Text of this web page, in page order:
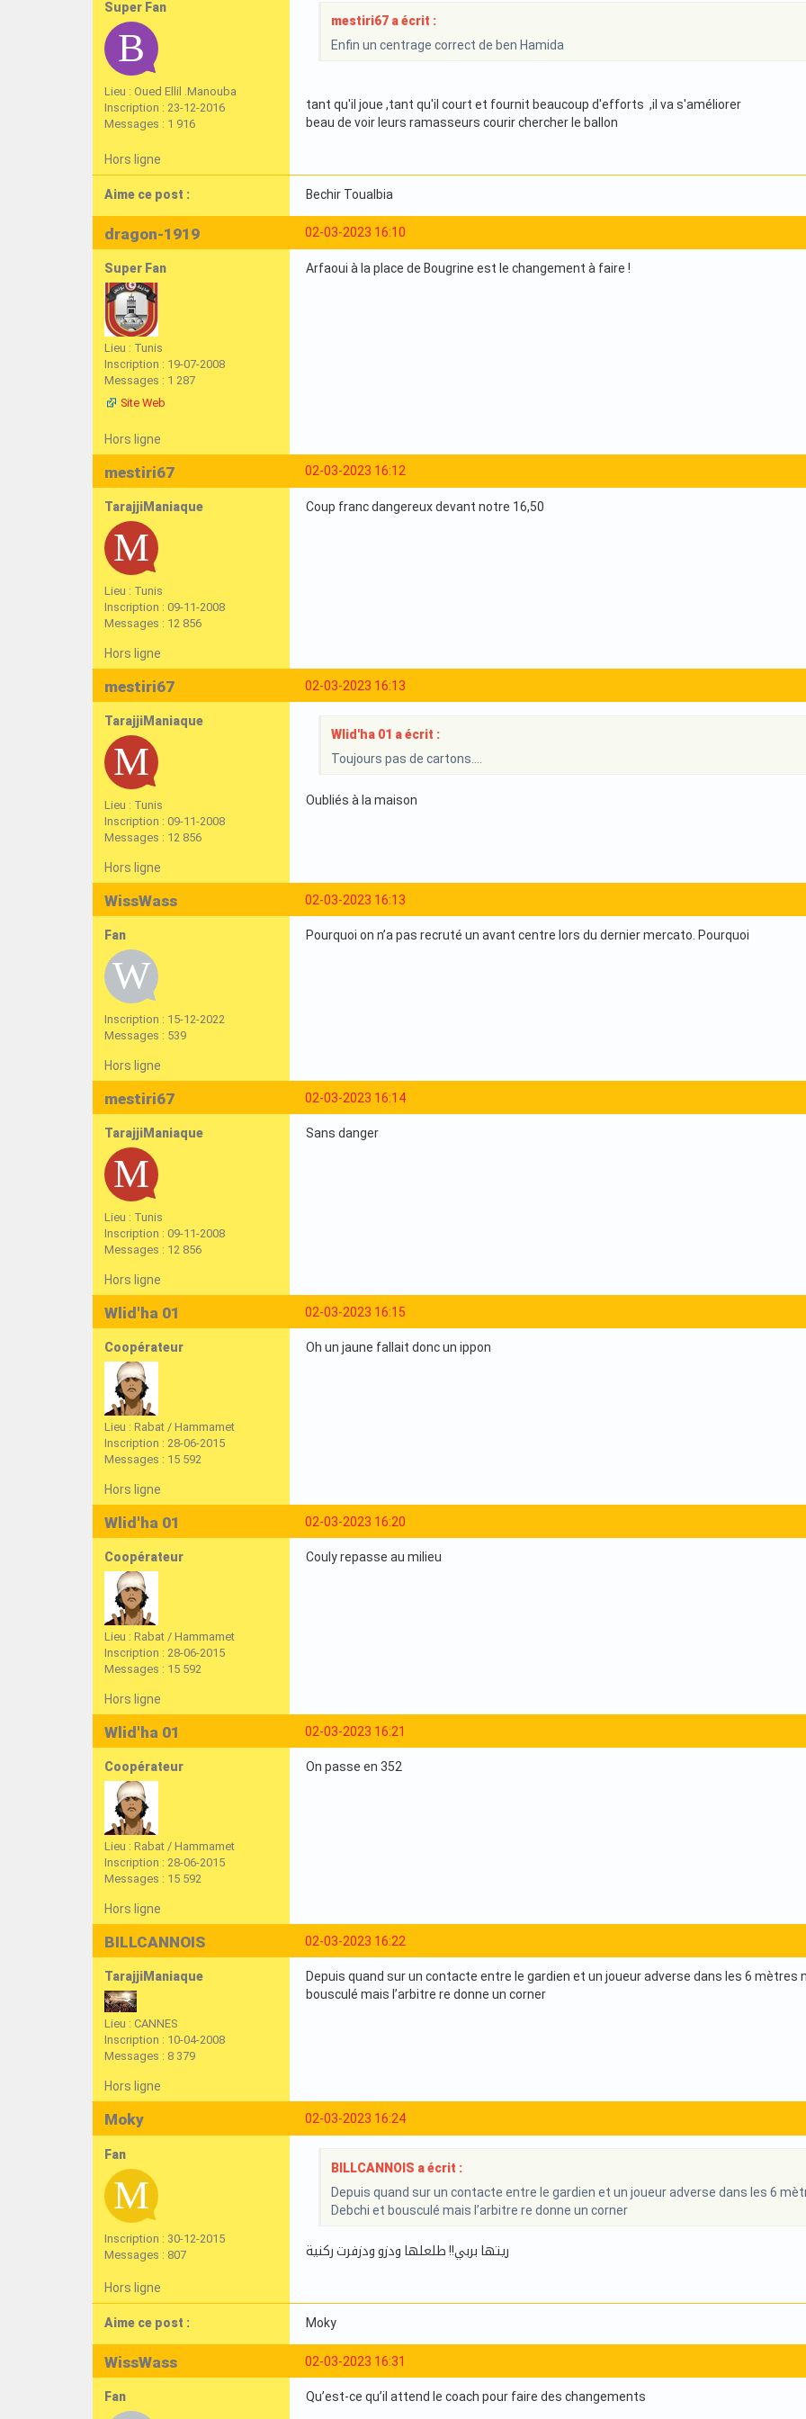
Super Fan
Lieu : Oued Ellil .Manouba
Inscription : 23-12-2016
Messages : 1 916
mestiri67 a écrit :
Enfin un centrage correct de ben Hamida
tant qu'il joue ,tant qu'il court et fournit beaucoup d'efforts ,il va s'améliorer
beau de voir leurs ramasseurs courir chercher le ballon
Hors ligne
Aime ce post : Bechir Toualbia
02-03-2023 16:10
dragon-1919
Super Fan
Lieu : Tunis
Inscription : 19-07-2008
Messages : 1 287
Site Web
Arfaoui à la place de Bougrine est le changement à faire !
Hors ligne
02-03-2023 16:12
mestiri67
TarajjiManiaque
Lieu : Tunis
Inscription : 09-11-2008
Messages : 12 856
Coup franc dangereux devant notre 16,50
Hors ligne
02-03-2023 16:13
mestiri67
TarajjiManiaque
Lieu : Tunis
Inscription : 09-11-2008
Messages : 12 856
Wlid'ha 01 a écrit :
Toujours pas de cartons....
Oubliés à la maison
Hors ligne
02-03-2023 16:13
WissWass
Fan
Inscription : 15-12-2022
Messages : 539
Pourquoi on n’a pas recruté un avant centre lors du dernier mercato. Pourquoi
Hors ligne
02-03-2023 16:14
mestiri67
TarajjiManiaque
Lieu : Tunis
Inscription : 09-11-2008
Messages : 12 856
Sans danger
Hors ligne
02-03-2023 16:15
Wlid'ha 01
Coopérateur
Lieu : Rabat / Hammamet
Inscription : 28-06-2015
Messages : 15 592
Oh un jaune fallait donc un ippon
Hors ligne
02-03-2023 16:20
Wlid'ha 01
Coopérateur
Lieu : Rabat / Hammamet
Inscription : 28-06-2015
Messages : 15 592
Couly repasse au milieu
Hors ligne
02-03-2023 16:21
Wlid'ha 01
Coopérateur
Lieu : Rabat / Hammamet
Inscription : 28-06-2015
Messages : 15 592
On passe en 352
Hors ligne
02-03-2023 16:22
BILLCANNOIS
TarajjiManiaque
Lieu : CANNES
Inscription : 10-04-2008
Messages : 8 379
Depuis quand sur un contacte entre le gardien et un joueur adverse dans les 6 mètres
bousculé mais l’arbitre re donne un corner
Hors ligne
02-03-2023 16:24
Moky
Fan
Inscription : 30-12-2015
Messages : 807
BILLCANNOIS a écrit :
Depuis quand sur un contacte entre le gardien et un joueur adverse dans les 6
Debchi et bousculé mais l’arbitre re donne un corner
ريتها بربي!! طلعلها ودزو ودزفرت ركنية
Hors ligne
Aime ce post : Moky
02-03-2023 16:31
WissWass
Fan Qu’est-ce qu’il attend le coach pour faire des changements